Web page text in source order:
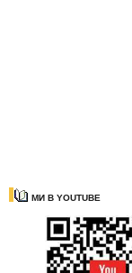
МИ В YOUTUBE